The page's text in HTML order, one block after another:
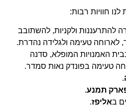
חוויות רבות:
ולקניות, להשתובב
טעימה ולגלידה נהדרת.
האמנויות המופלא, סדנה
טעימה בפונדק נאות סמדר.
תמנע.
אליפז.